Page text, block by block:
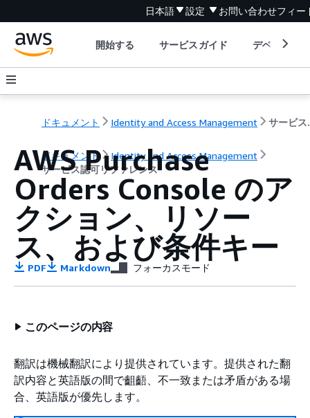
日本語 設定 お問い合わせフィー
開始する サービスガイド デベロッパ
ドキュメント Identity and Access Management サ
ドキュメント
Identity and Access Management
サービス認可リファレンス
AWS Purchase
Orders Console のア
クション、リソー
ス、および条件キー
PDF Markdown フォーカスモード
このページの内容
翻訳は機械翻訳により提供されています。提供された翻
訳内容と英語版の間で齟齬、不一致または矛盾がある場
合、英語版が優先します。